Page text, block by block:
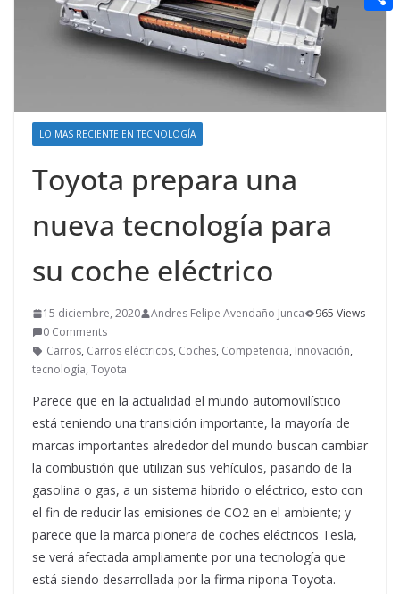
LO MAS RECIENTE EN TECNOLOGÍA
Toyota prepara una
nueva tecnología para
su coche eléctrico
15 diciembre, 2020 Andres Felipe Avendaño Junca
965 Views
0 Comments
Carros, Carros eléctricos, Coches, Competencia, Innovación,
tecnología, Toyota
Parece que en la actualidad el mundo automovilístico
está teniendo una transición importante, la mayoría de
marcas importantes alrededor del mundo buscan cambiar
la combustión que utilizan sus vehículos, pasando de la
gasolina o gas, a un sistema hibrido o eléctrico, esto con
el fin de reducir las emisiones de CO2 en el ambiente; y
parece que la marca pionera de coches eléctricos Tesla,
se verá afectada ampliamente por una tecnología que
está siendo desarrollada por la firma nipona Toyota.
n
s
a
p